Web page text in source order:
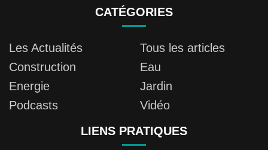
CATÉGORIES
Les Actualités
Tous les articles
Construction
Eau
Energie
Jardin
Podcasts
Vidéo
LIENS PRATIQUES